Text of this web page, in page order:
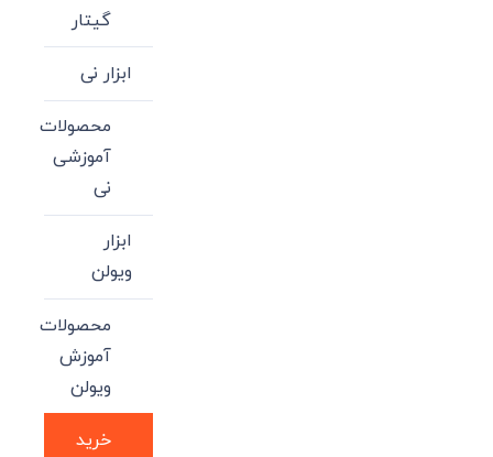
گیتار
ابزار نی
محصولات
آموزشی
نی
ابزار
ویولن
محصولات
آموزش
ویولن
خرید